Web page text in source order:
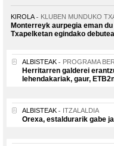
KIROLA KLUBEN MUNDUKO
Monterreyk aurpegia eman
Txapelketan egindako
ALBISTEAK PROGRAMA
Herritarren galderei
lehendakariak, gaur,
ALBISTEAK ITZALALDIA
Orexa, estaldurarik gabe